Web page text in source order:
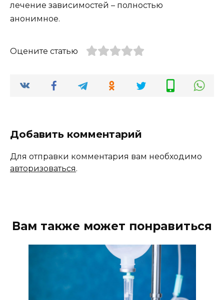
лечение зависимостей – полностью
анонимное.
Оцените статью
Добавить комментарий
Для отправки комментария вам необходимо
авторизоваться.
Вам также может понравиться